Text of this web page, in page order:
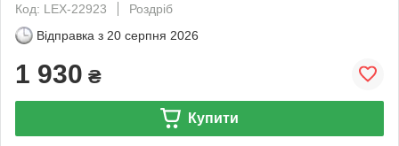
Код: LEX-22923
Роздріб
Відправка з 20 серпня 2026
1 930 ₴
Купити